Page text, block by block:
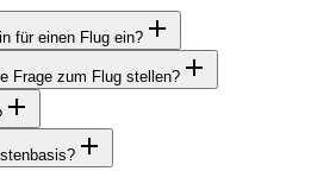
für einen Flug ein?
Frage zum Flug stellen?